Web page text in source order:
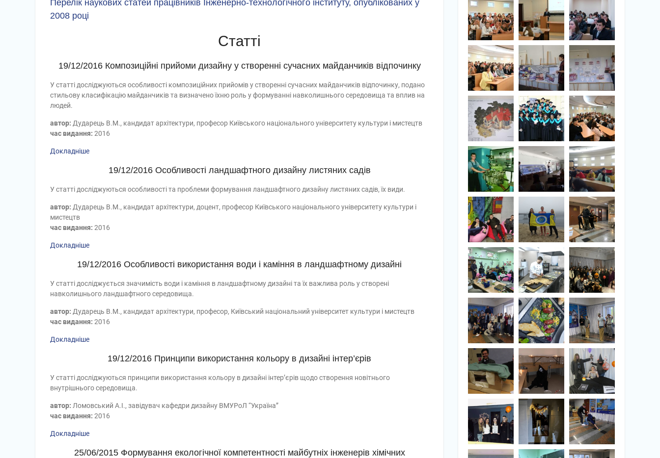
Перелік наукових статей працівників Інженерно-технологічного інституту, опублікованих у
2008 році
Статті
19/12/2016 Композиційні прийоми дизайну у створенні сучасних майданчиків відпочинку
У статті досліджуються особливості композиційних прийомів у створенні сучасних майданчиків відпочинку, подано
стильову класифікацію майданчиків та визначено їхню роль у формуванні навколишнього середовища та вплив на
людей.
автор: Дударець В.М., кандидат архітектури, професор Київського національного університету культури і мистецтв
час видання: 2016
Докладніше
19/12/2016 Особливості ландшафтного дизайну листяних садів
У статті досліджуються особливості та проблеми формування ландшафтного дизайну листяних садів, їх види.
автор: Дударець В.М., кандидат архітектури, доцент, професор Київського національного університету культури і
мистецтв
час видання: 2016
Докладніше
19/12/2016 Особливості використання води і каміння в ландшафтному дизайні
У статті досліджується значимість води і каміння в ландшафтному дизайні та їх важлива роль у створені
навколишнього ландшафтного середовища.
автор: Дударець В.М., кандидат архітектури, професор, Київський національний університет культури і мистецтв
час видання: 2016
Докладніше
19/12/2016 Принципи використання кольору в дизайні інтер’єрів
У статті досліджуються принципи використання кольору в дизайні інтер’єрів щодо створення новітнього
внутрішнього середовища.
автор: Ломовський А.І., завідувач кафедри дизайну ВМУРоЛ “Україна”
час видання: 2016
Докладніше
25/06/2015 Формування екологічної компетентності майбутніх інженерів хімічних